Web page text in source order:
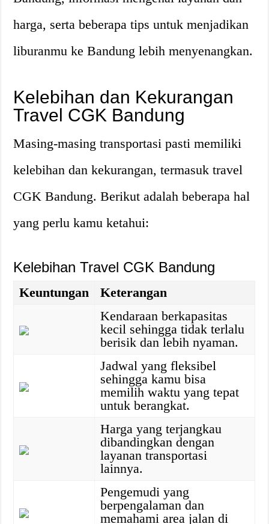
harga, serta beberapa tips untuk menjadikan
liburanmu ke Bandung lebih menyenangkan.
Kelebihan dan Kekurangan
Travel CGK Bandung
Masing-masing transportasi pasti memiliki
kelebihan dan kekurangan, termasuk travel
CGK Bandung. Berikut adalah beberapa hal
yang perlu kamu ketahui:
Kelebihan Travel CGK Bandung
Keuntungan
Keterangan
Kendaraan berkapasitas
kecil sehingga tidak terlalu
berisik dan lebih nyaman.
Jadwal yang fleksibel
sehingga kamu bisa
memilih waktu yang tepat
untuk berangkat.
Harga yang terjangkau
dibandingkan dengan
layanan transportasi
lainnya.
Pengemudi yang
berpengalaman dan
memahami area jalan di